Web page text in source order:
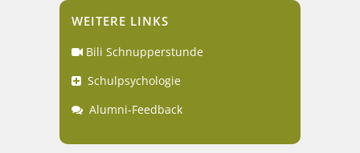
WEITERE LINKS
Bili Schnupperstunde
Schulpsychologie
Alumni-Feedback